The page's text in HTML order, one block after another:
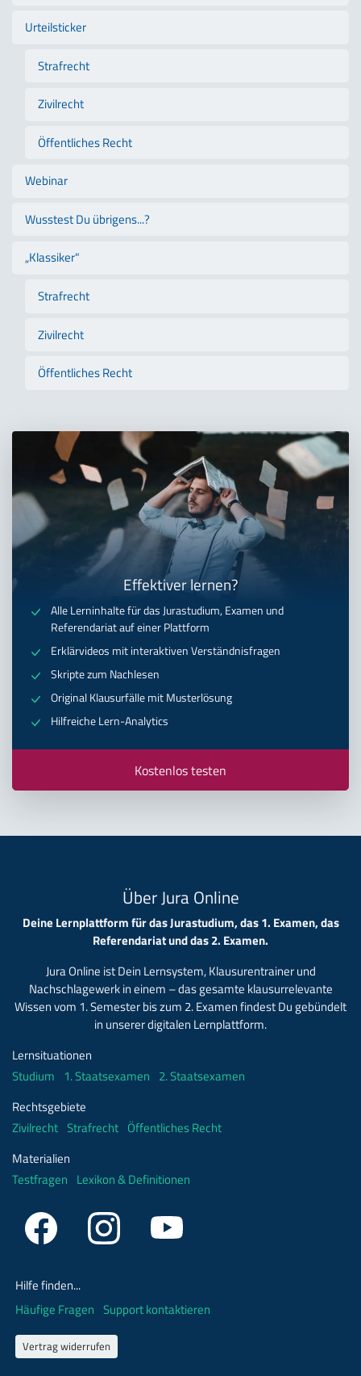
Urteilsticker
Strafrecht
Zivilrecht
Öffentliches Recht
Webinar
Wusstest Du übrigens...?
„Klassiker"
Strafrecht
Zivilrecht
Öffentliches Recht
Effektiver lernen?
Alle Lerninhalte für das Jurastudium, Examen und
Referendariat auf einer Plattform
Erklärvideos mit interaktiven Verständnisfragen
Skripte zum Nachlesen
Original Klausurfälle mit Musterlösung
Hilfreiche Lern-Analytics
Kostenlos testen
Über Jura Online
Deine Lernplattform für das Jurastudium, das 1. Examen, das
Referendariat und das 2. Examen.
Jura Online ist Dein Lernsystem, Klausurentrainer und
Nachschlagewerk in einem – das gesamte klausurrelevante
Wissen vom 1. Semester bis zum 2. Examen findest Du gebündelt
in unserer digitalen Lernplattform.
Lernsituationen
Studium 1. Staatsexamen 2. Staatsexamen
Rechtsgebiete
Zivilrecht Strafrecht Öffentliches Recht
Materialien
Testfragen Lexikon & Definitionen
Hilfe finden...
Häufige Fragen Support kontaktieren
Vertrag widerrufen